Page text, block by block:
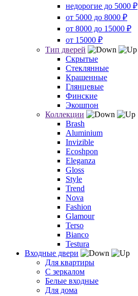
недорогие до 5000 ₽
от 5000 до 8000 ₽
от 8000 до 15000 ₽
от 15000 ₽
Тип дверей
Скрытые
Стеклянные
Крашенные
Глянцевые
Финские
Экошпон
Коллекции
Brash
Aluminium
Invizible
Ecoshpon
Eleganza
Gloss
Style
Trend
Nova
Fashion
Glamour
Terso
Bianco
Testura
Входные двери
Для квартиры
С зеркалом
Белые входные
Для дома